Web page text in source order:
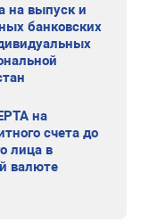
на выпуск и
банковских
на
счета до
лица в
валюте